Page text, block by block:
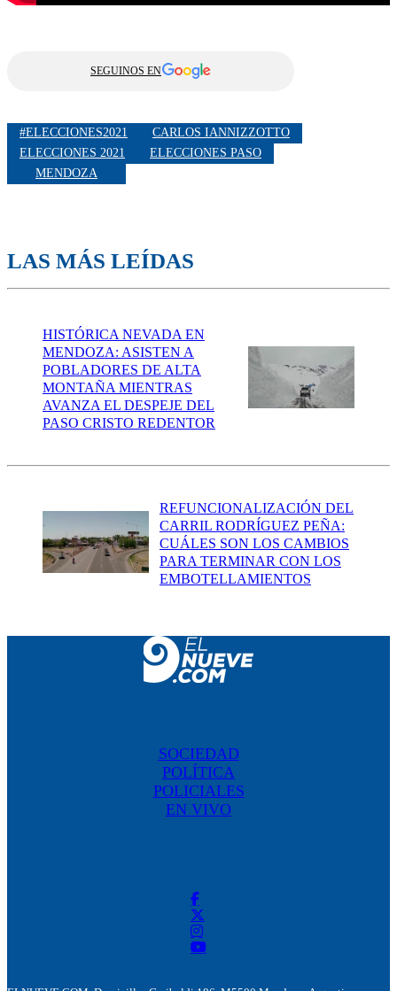
SEGUINOS EN
#ELECCIONES2021
CARLOS IANNIZZOTTO
ELECCIONES 2021
ELECCIONES PASO
MENDOZA
LAS MÁS LEÍDAS
HISTÓRICA NEVADA EN
MENDOZA: ASISTEN A
POBLADORES DE ALTA
MONTAÑA MIENTRAS
AVANZA EL DESPEJE DEL
PASO CRISTO REDENTOR
REFUNCIONALIZACIÓN DEL
CARRIL RODRÍGUEZ PEÑA:
CUÁLES SON LOS CAMBIOS
PARA TERMINAR CON LOS
EMBOTELLAMIENTOS
SOCIEDAD
POLÍTICA
POLICIALES
EN VIVO